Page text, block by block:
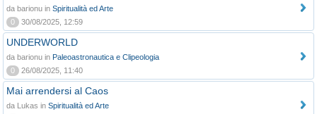
da barionu in Spiritualità ed Arte
0
30/08/2025, 12:59
UNDERWORLD
da barionu in Paleoastronautica e Clipeologia
0
26/08/2025, 11:40
Mai arrendersi al Caos
da Lukas in Spiritualità ed Arte